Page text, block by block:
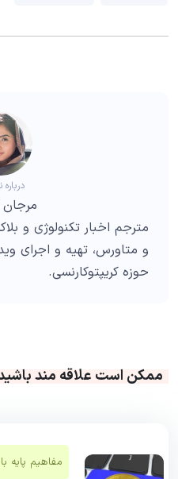
درباره
مترجم اخبار تکنولوژی و
و متاورس، تهیه و اجرای
حوزه کریپتوکارنسی.
ممکن است علاقه مند